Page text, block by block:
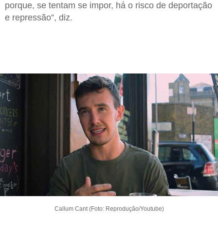
porque, se tentam se impor, há o risco de deportação
e repressão”, diz.
Callum Cant (Foto: Reprodução/Youtube)